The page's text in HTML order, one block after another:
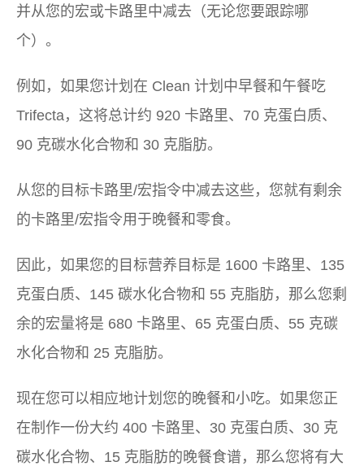
并从您的宏或卡路里中减去（无论您要跟踪哪
个）。
例如，如果您计划在 Clean 计划中早餐和午餐吃
Trifecta，这将总计约 920 卡路里、70 克蛋白质、
90 克碳水化合物和 30 克脂肪。
从您的目标卡路里/宏指令中减去这些，您就有剩余
的卡路里/宏指令用于晚餐和零食。
因此，如果您的目标营养目标是 1600 卡路里、135
克蛋白质、145 碳水化合物和 55 克脂肪，那么您剩
余的宏量将是 680 卡路里、65 克蛋白质、55 克碳
水化合物和 25 克脂肪。
现在您可以相应地计划您的晚餐和小吃。如果您正
在制作一份大约 400 卡路里、30 克蛋白质、30 克
碳水化合物、15 克脂肪的晚餐食谱，那么您将有大